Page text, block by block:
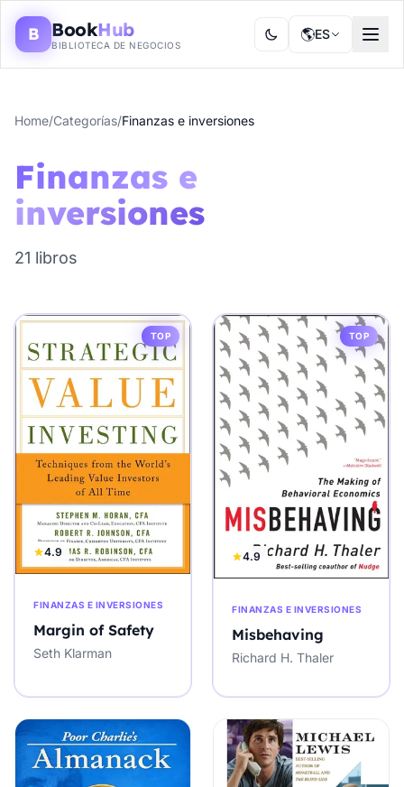
B BookHub
BIBLIOTECA DE NEGOCIOS
🌎ES
Home/Categorías/Finanzas e inversiones
Finanzas e
inversiones
21 libros
TOP
4.9
FINANZAS E INVERSIONES
Margin of Safety
Seth Klarman
TOP
4.9
FINANZAS E INVERSIONES
Misbehaving
Richard H. Thaler